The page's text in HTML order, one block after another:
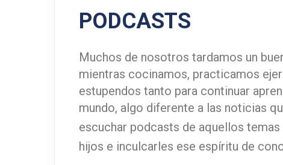
PODCASTS
Muchos de nosotros tardamos un
mientras cocinamos, practicamos
estupendos tanto para continuar
mundo, algo diferente a las noticias
escuchar podcasts de aquellos
hijos e inculcarles ese espíritu de